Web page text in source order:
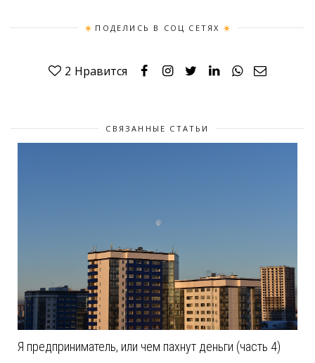
ПОДЕЛИСЬ В СОЦ СЕТЯХ
2 Нравится
СВЯЗАННЫЕ СТАТЬИ
Я предприниматель, или чем пахнут деньги (часть 4)